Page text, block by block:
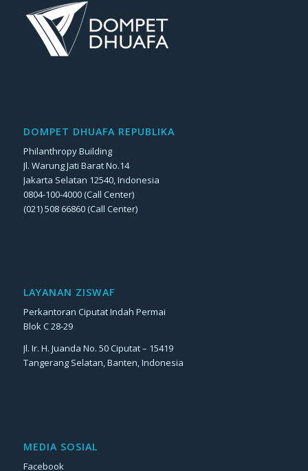
DOMPET DHUAFA REPUBLIKA
Philanthropy Building
Jl. Warung Jati Barat No.14
Jakarta Selatan 12540, Indonesia
0804-100-4000 (Call Center)
(021) 508 66860 (Call Center)
LAYANAN ZISWAF
Perkantoran Ciputat Indah Permai
Blok C 28-29
Jl. Ir. H. Juanda No. 50 Ciputat – 15419
Tangerang Selatan, Banten, Indonesia
MEDIA SOSIAL
Facebook